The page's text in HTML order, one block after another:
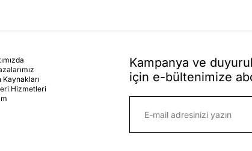
Kaynakları
Hizmetleri
Kampanya ve
için e-bültenimize